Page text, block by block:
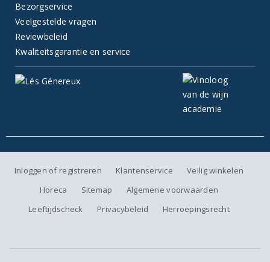
Bezorgservice
Veelgestelde vragen
Reviewbeleid
Kwaliteitsgarantie en service
Inloggen of registreren Klantenservice
Veilig winkelen
Horeca
Sitemap
Algemene voorwaarden
Leeftijdscheck
Privacybeleid Herroepingsrecht